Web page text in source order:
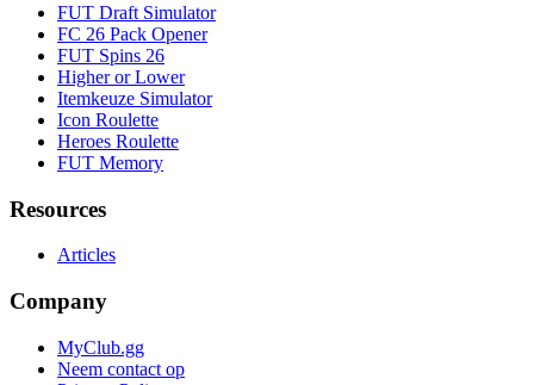
FUT Draft Simulator
FC 26 Pack Opener
FUT Spins 26
Higher or Lower
Itemkeuze Simulator
Icon Roulette
Heroes Roulette
FUT Memory
Resources
Articles
Company
MyClub.gg
Neem contact op